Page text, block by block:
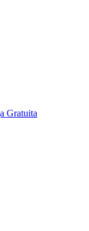
Gratuita